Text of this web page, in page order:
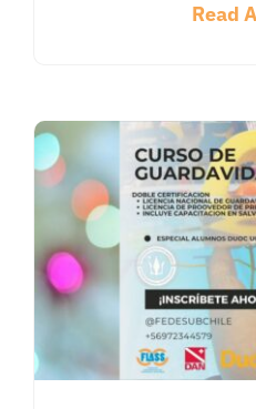
Read